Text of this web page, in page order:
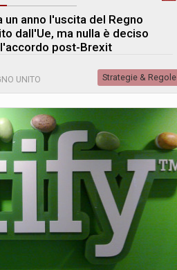
un anno l'uscita del Regno
dall'Ue, ma nulla è deciso
post-Brexit
UNITO Strategie & Regole